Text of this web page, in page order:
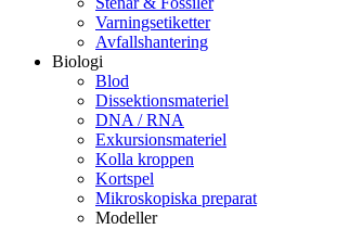
Varningsetiketter
Avfallshantering
Biologi
Blod
Dissektionsmateriel
DNA / RNA
Exkursionsmateriel
Kolla kroppen
Kortspel
Mikroskopiska preparat
Modeller